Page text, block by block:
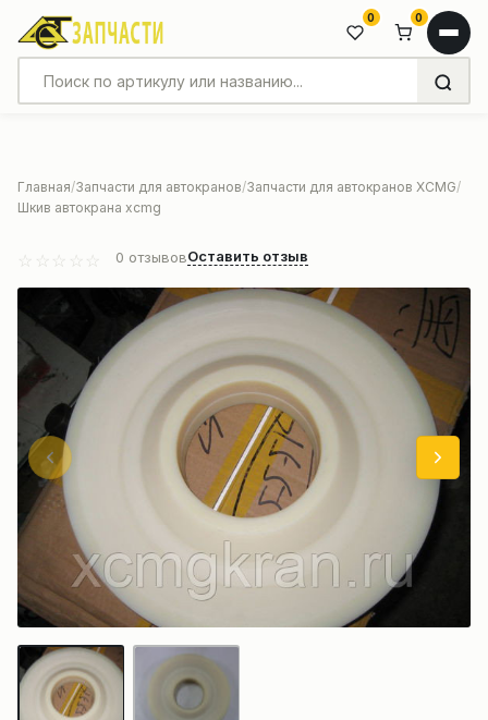
0 0
Главная Запчасти для автокранов Запчасти для автокранов XCMG
Шкив автокрана xcmg
0 отзывовОставить отзыв